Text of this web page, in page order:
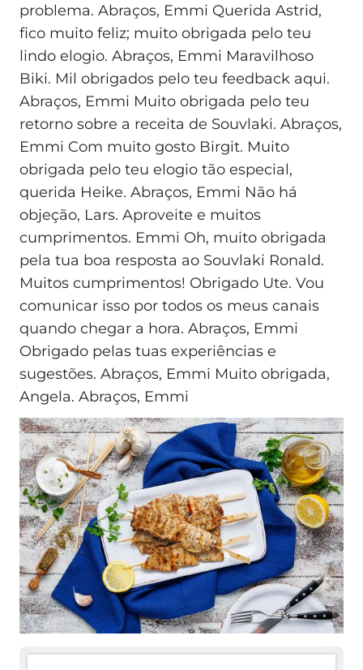
problema. Abraços, Emmi Querida Astrid,
fico muito feliz; muito obrigada pelo teu
lindo elogio. Abraços, Emmi Maravilhoso
Biki. Mil obrigados pelo teu feedback aqui.
Abraços, Emmi Muito obrigada pelo teu
retorno sobre a receita de Souvlaki. Abraços,
Emmi Com muito gosto Birgit. Muito
obrigada pelo teu elogio tão especial,
querida Heike. Abraços, Emmi Não há
objeção, Lars. Aproveite e muitos
cumprimentos. Emmi Oh, muito obrigada
pela tua boa resposta ao Souvlaki Ronald.
Muitos cumprimentos! Obrigado Ute. Vou
comunicar isso por todos os meus canais
quando chegar a hora. Abraços, Emmi
Obrigado pelas tuas experiências e
sugestões. Abraços, Emmi Muito obrigada,
Angela. Abraços, Emmi